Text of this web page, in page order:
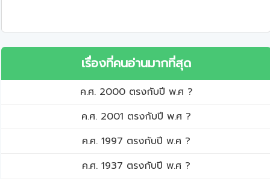
เรื่องที่คนอ่านมากที่สุด
ค.ศ. 2000 ตรงกับปี พ.ศ ?
ค.ศ. 2001 ตรงกับปี พ.ศ ?
ค.ศ. 1997 ตรงกับปี พ.ศ ?
ค.ศ. 1937 ตรงกับปี พ.ศ ?